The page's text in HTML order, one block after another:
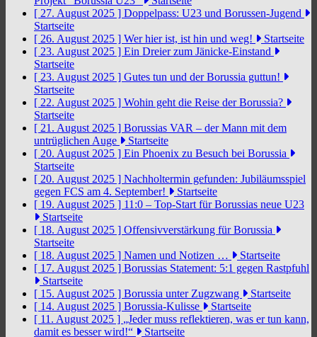
[ 27. August 2025 ] Doppelpass: U23 und Borussen-Jugend
Startseite
[ 26. August 2025 ] Wer hier ist, ist hin und weg!
Startseite
[ 23. August 2025 ] Ein Dreier zum Jänicke-Einstand
Startseite
[ 23. August 2025 ] Gutes tun und der Borussia guttun!
Startseite
[ 22. August 2025 ] Wohin geht die Reise der Borussia?
Startseite
[ 21. August 2025 ] Borussias VAR – der Mann mit dem
untrüglichen Auge
Startseite
[ 20. August 2025 ] Ein Phoenix zu Besuch bei Borussia
Startseite
[ 20. August 2025 ] Nachholtermin gefunden: Jubiläumsspiel
gegen FCS am 4. September!
Startseite
[ 19. August 2025 ] 11:0 – Top-Start für Borussias neue U23
Startseite
[ 18. August 2025 ] Offensivverstärkung für Borussia
Startseite
[ 18. August 2025 ] Namen und Notizen …
Startseite
[ 17. August 2025 ] Borussias Statement: 5:1 gegen Rastpfuhl
Startseite
[ 15. August 2025 ] Borussia unter Zugzwang
Startseite
[ 14. August 2025 ] Borussia-Kulisse
Startseite
[ 11. August 2025 ] „Jeder muss reflektieren, was er tun kann,
damit es besser wird!“
Startseite